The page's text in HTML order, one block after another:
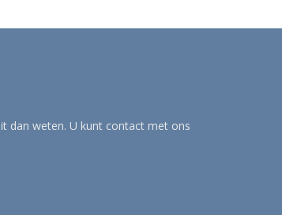
dan weten. U kunt contact met ons